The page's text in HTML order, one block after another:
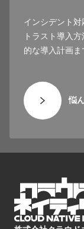
インシデント
トラスト導入
的な導入計画ま
悩